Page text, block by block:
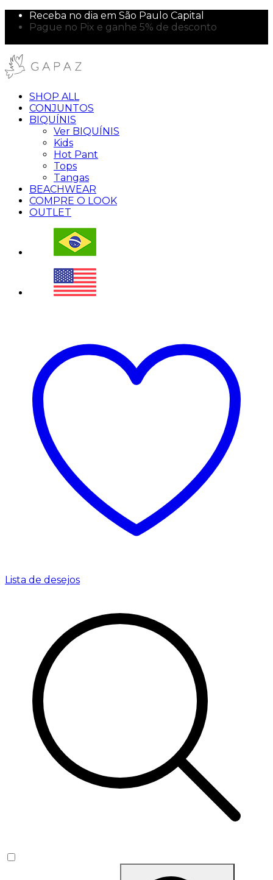
Receba no dia em São Paulo Capital
Pague no Pix e ganhe 5% de desconto
SHOP ALL
CONJUNTOS
BIQUÍNIS
Ver BIQUÍNIS
Kids
Hot Pant
Tops
Tangas
BEACHWEAR
COMPRE O LOOK
OUTLET
Lista de desejos